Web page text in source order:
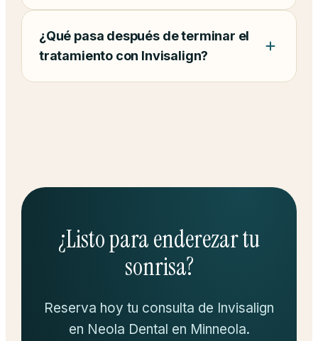
¿Qué pasa después de terminar el
tratamiento con Invisalign?
¿Listo para enderezar tu
sonrisa?
Reserva hoy tu consulta de Invisalign
en Neola Dental en Minneola.